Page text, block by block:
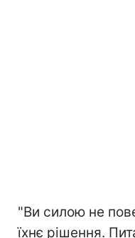
"Ви силою не
їхнє рішення.